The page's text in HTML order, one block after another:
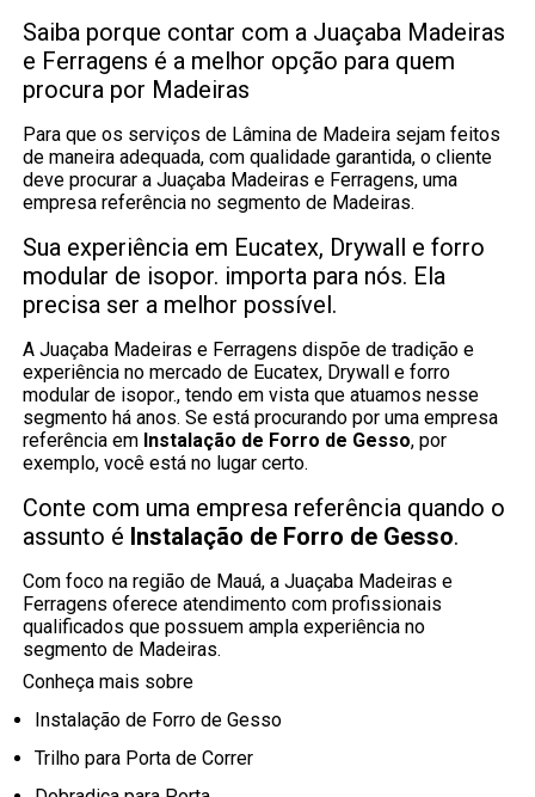
Saiba porque contar com a Juaçaba Madeiras
e Ferragens é a melhor opção para quem
procura por Madeiras
Para que os serviços de Lâmina de Madeira sejam feitos
de maneira adequada, com qualidade garantida, o cliente
deve procurar a Juaçaba Madeiras e Ferragens, uma
empresa referência no segmento de Madeiras.
Sua experiência em Eucatex, Drywall e forro
modular de isopor. importa para nós. Ela
precisa ser a melhor possível.
A Juaçaba Madeiras e Ferragens dispõe de tradição e
experiência no mercado de Eucatex, Drywall e forro
modular de isopor., tendo em vista que atuamos nesse
segmento há anos. Se está procurando por uma empresa
referência em Instalação de Forro de Gesso, por
exemplo, você está no lugar certo.
Conte com uma empresa referência quando o
assunto é Instalação de Forro de Gesso.
Com foco na região de Mauá, a Juaçaba Madeiras e
Ferragens oferece atendimento com profissionais
qualificados que possuem ampla experiência no
segmento de Madeiras.
Conheça mais sobre
Instalação de Forro de Gesso
Trilho para Porta de Correr